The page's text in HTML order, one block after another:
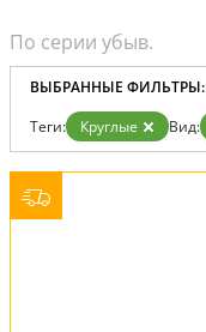
ВЫБРАННЫЕ ФИЛЬТРЫ:
Теги: Круглые Вид: